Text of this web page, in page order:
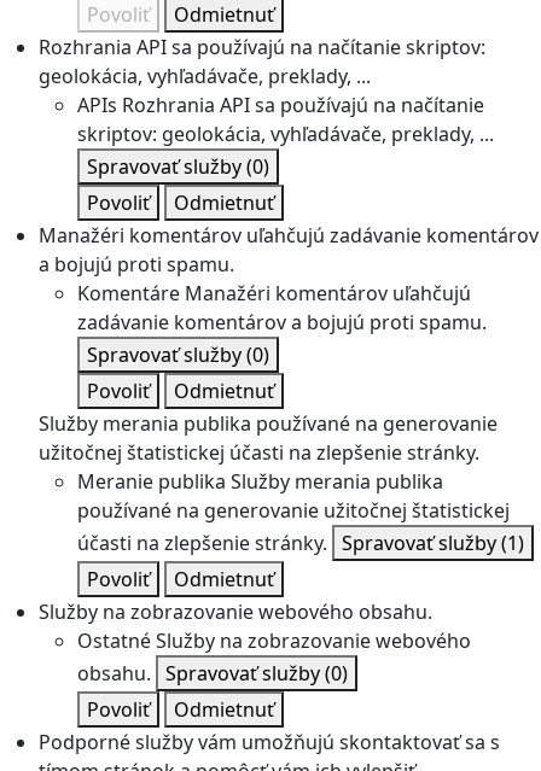
Povoliť
Odmietnuť
Rozhrania API sa používajú na načítanie skriptov:
geolokácia, vyhľadávače, preklady, ...
APIs Rozhrania API sa používajú na načítanie
skriptov: geolokácia, vyhľadávače, preklady, ...
Spravovať služby(0)
Povoliť
Odmietnuť
Manažéri komentárov uľahčujú zadávanie komentárov
a bojujú proti spamu.
Komentáre Manažéri komentárov uľahčujú
zadávanie komentárov a bojujú proti spamu.
Spravovať služby(0)
Povoliť
Odmietnuť
Služby merania publika používané na generovanie
užitočnej štatistickej účasti na zlepšenie stránky.
Meranie publika Služby merania publika
používané na generovanie užitočnej štatistickej
účasti na zlepšenie stránky. Spravovať služby(1)
Povoliť
Odmietnuť
Služby na zobrazovanie webového obsahu.
OstatnéSlužby na zobrazovanie webového
obsahu. Spravovať služby(0)
Povoliť
Odmietnuť
Podporné služby vám umožňujú skontaktovať sa s